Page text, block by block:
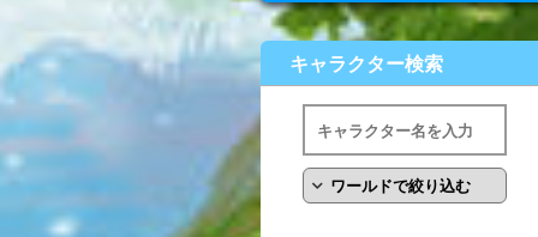
キャラクター検索